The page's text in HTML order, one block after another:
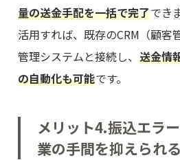
量の送金手配を一括で完了でき
活用すれば、既存のCRM（顧客
管理システムと接続し、送金情
の自動化も可能です。
メリット4.振込エラ
業の手間を抑えられる